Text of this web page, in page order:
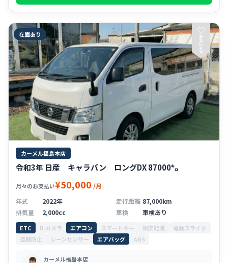
在庫あり ♡
お
気
に
入
り
カーメル福島本店
令和3年 日産 キャラバン ロングDX 87000㌔
月々のお支払い¥50,000 /月
年式
2022年 走行距離 87,000km
排気量
2,000cc 車検 車検あり
ETC B.カメラ エアコン スマートキー 衝突軽減
電動スライド
盗難防止
レーンセンサー エアバッグ ABS
カーメル福島本店